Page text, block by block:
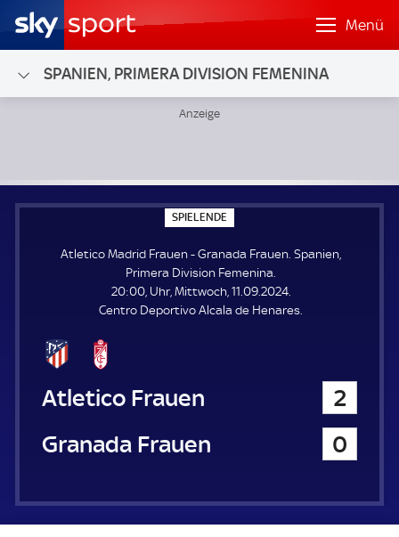
Menü
SPANIEN, PRIMERA DIVISION FEMENINA
SPIELENDE
P
E
E
N
E
Atletico Madrid Frauen - Granada Frauen. Spanien,
Primera Division Femenina.
20:00, Uhr, Mittwoch, 11.09.2024.
Centro Deportivo Alcala de Henares.
Atletico Madrid Frauen
2
Granada Frauen
0